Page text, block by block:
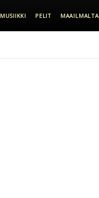
MUSIIKKI PELIT MAAILMALTA